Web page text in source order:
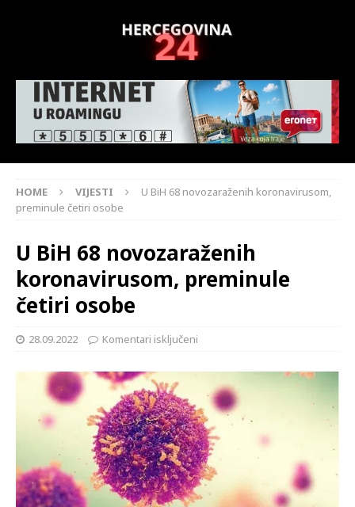
HOME VIJESTI
U BiH 68 novozaraženih koronavirusom,
preminule četiri osobe
U BiH 68 novozaraženih
koronavirusom, preminule
četiri osobe
28.09.2022 Komentari isključeni